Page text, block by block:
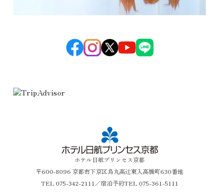
ホテル日航プリンセス京都
〒600-8096 京都市下京区烏丸高辻東入高橋町630番地
TEL075-342-2111 ／宿泊予約TEL 075-361-5111